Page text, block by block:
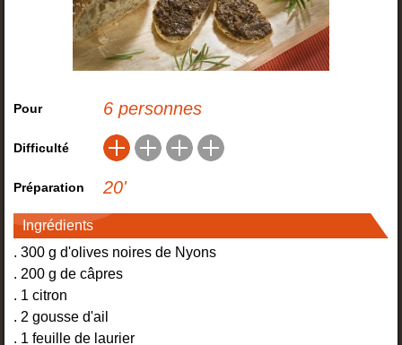
Pour 6 personnes
Difficulté
Préparation 20'
Ingrédients
. 300 g d'olives noires de Nyons
. 200 g de câpres
. 1 citron
. 2 gousse d'ail
. 1 feuille de laurier